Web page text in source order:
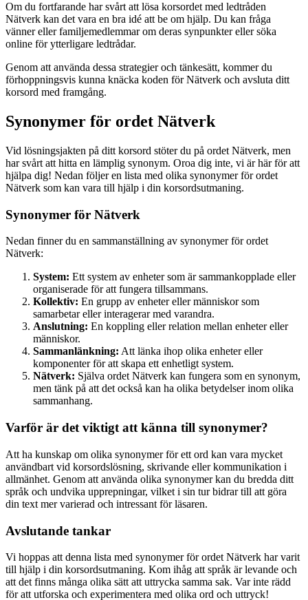
Om du fortfarande har svårt att lösa korsordet med ledtråden
Nätverk kan det vara en bra idé att be om hjälp. Du kan fråga
vänner eller familjemedlemmar om deras synpunkter eller söka
online för ytterligare ledtrådar.
Genom att använda dessa strategier och tänkesätt, kommer du
förhoppningsvis kunna knäcka koden för Nätverk och avsluta ditt
korsord med framgång.
Synonymer för ordet Nätverk
Vid lösningsjakten på ditt korsord stöter du på ordet Nätverk, men
har svårt att hitta en lämplig synonym. Oroa dig inte, vi är här för att
hjälpa dig! Nedan följer en lista med olika synonymer för ordet
Nätverk som kan vara till hjälp i din korsordsutmaning.
Synonymer för Nätverk
Nedan finner du en sammanställning av synonymer för ordet
Nätverk:
System: Ett system av enheter som är sammankopplade eller
organiserade för att fungera tillsammans.
Kollektiv: En grupp av enheter eller människor som
samarbetar eller interagerar med varandra.
Anslutning: En koppling eller relation mellan enheter eller
människor.
Sammanlänkning: Att länka ihop olika enheter eller
komponenter för att skapa ett enhetligt system.
Nätverk: Själva ordet Nätverk kan fungera som en synonym,
men tänk på att det också kan ha olika betydelser inom olika
sammanhang.
Varför är det viktigt att känna till synonymer?
Att ha kunskap om olika synonymer för ett ord kan vara mycket
användbart vid korsordslösning, skrivande eller kommunikation i
allmänhet. Genom att använda olika synonymer kan du bredda ditt
språk och undvika upprepningar, vilket i sin tur bidrar till att göra
din text mer varierad och intressant för läsaren.
Avslutande tankar
Vi hoppas att denna lista med synonymer för ordet Nätverk har varit
till hjälp i din korsordsutmaning. Kom ihåg att språk är levande och
att det finns många olika sätt att uttrycka samma sak. Var inte rädd
för att utforska och experimentera med olika ord och uttryck!